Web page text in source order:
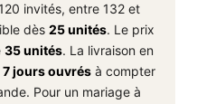
invités, entre 132 et
dès 25 unités. Le prix
35 unités. La livraison en
7 jours ouvrés à compter
Pour un mariage à